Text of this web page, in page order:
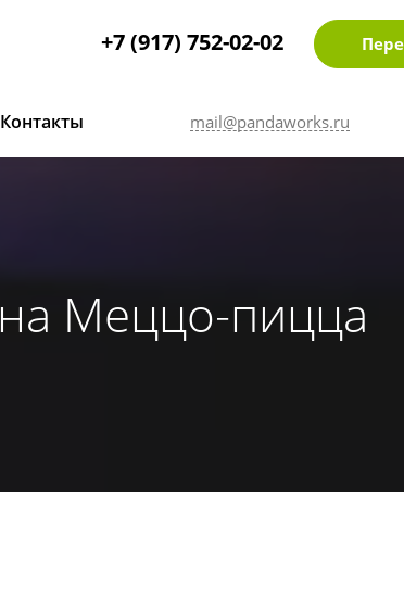
+7 (917) 752-02-02
Контакты mail@pandaworks.ru
Меццо-пицца